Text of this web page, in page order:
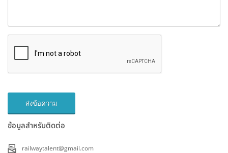
ส่งข้อความ
ข้อมูลสำหรับติดต่อ
railwaytalent@gmail.com